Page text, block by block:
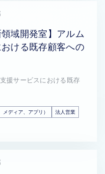
域開発室】アルム
ける既存顧客への
援サービスにおける既存
ディア、アプリ）
法人営業